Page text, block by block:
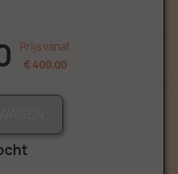
Prijs vanaf
€ 400,00